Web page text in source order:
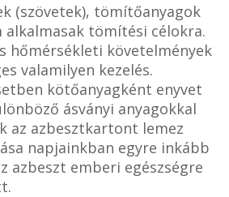
(szövetek), tömítőanyagok
alkalmasak tömítési célokra.
hőmérsékleti követelmények
valamilyen kezelés.
kötőanyagként enyvet
ásványi anyagokkal
az azbesztkartont lemez
napjainkban egyre inkább
azbeszt emberi egészségre